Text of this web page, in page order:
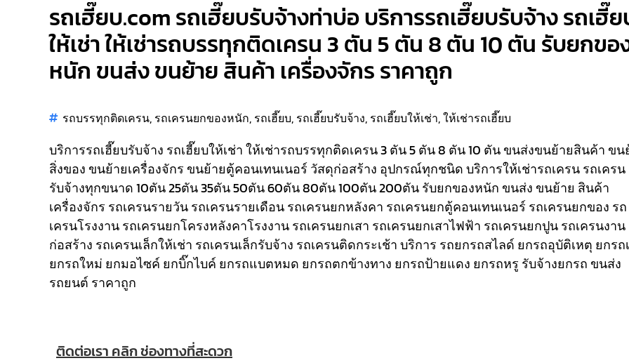
รถเฮี๊ยบ.com รถเฮี๊ยบรับจ้างท่าบ่อ บริการรถเฮี๊ยบรับจ้าง รถเฮี๊
ให้เช่า ให้เช่ารถบรรทุกติดเครน 3 ตัน 5 ตัน 8 ตัน 10 ตัน รับยกขอ
หนัก ขนส่ง ขนย้าย สินค้า เครื่องจักร ราคาถูก
รถบรรทุกติดเครน, รถเครนยกของหนัก, รถเฮี๊ยบ, รถเฮี๊ยบรับจ้าง, รถเฮี๊ยบให้เช่า,ให้เช่ารถเฮี๊ยบ
บริการรถเฮี๊ยบรับจ้าง รถเฮี๊ยบให้เช่า ให้เช่ารถบรรทุกติดเครน 3 ตัน 5 ตัน 8 ตัน 10 ตัน ขนส่งขนย้ายสินค้า ขน
สิ่งของ ขนย้ายเครื่องจักร ขนย้ายตู้คอนเทนเนอร์ วัสดุก่อสร้าง อุปกรณ์ทุกชนิดบริการให้เช่ารถเครน รถเครน
รับจ้างทุกขนาด 10ตัน 25ตัน 35ตัน 50ตัน 60ตัน 80ตัน 100ตัน 200ตัน รับยกของหนัก ขนส่ง ขนย้าย สินค้า
เครื่องจักร รถเครนรายวัน รถเครนรายเดือน รถเครนยกหลังคา รถเครนยกตู้คอนเทนเนอร์ รถเครนยกของ รถ
เครนโรงงาน รถเครนยกโครงหลังคาโรงงาน รถเครนยกเสา รถเครนยกเสาไฟฟ้า รถเครนยกปูน รถเครนงาน
ก่อสร้าง รถเครนเล็กให้เช่า รถเครนเล็กรับจ้าง รถเครนติดกระเช้าบริการ รถยกรถสไลด์ ยกรถอุบัติเหตุ ยกรถ
ยกรถใหม่ ยกมอไซค์ ยกบิ๊กไบค์ ยกรถแบตหมด ยกรถตกข้างทาง ยกรถป้ายแดง ยกรถหรู รับจ้างยกรถ ขนส่ง
รถยนต์ ราคาถูก
ติดต่อเรา คลิก ช่องทางที่สะดวก